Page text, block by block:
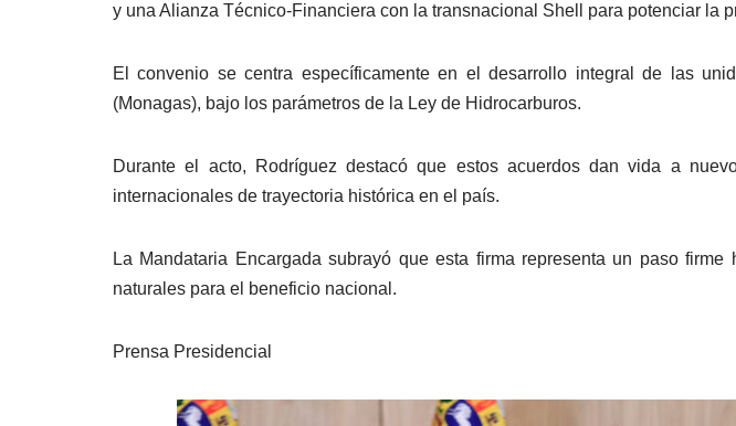
y una Alianza Técnico-Financiera con la transnacional Shell para potenciar la
El convenio se centra específicamente en el desarrollo integral de las
(Monagas), bajo los parámetros de la Ley de Hidrocarburos.
Durante el acto, Rodríguez destacó que estos acuerdos dan vida a
internacionales de trayectoria histórica en el país.
La Mandataria Encargada subrayó que esta firma representa un paso
naturales para el beneficio nacional.
Prensa Presidencial